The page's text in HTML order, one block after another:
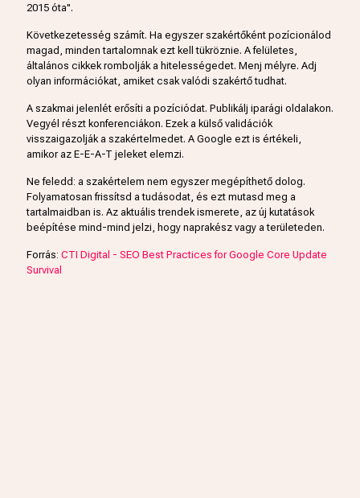
2015 óta".
Következetesség számít. Ha egyszer szakértőként pozícionálod
magad, minden tartalomnak ezt kell tükröznie. A felületes,
általános cikkek rombolják a hitelességedet. Menj mélyre. Adj
olyan információkat, amiket csak valódi szakértő tudhat.
A szakmai jelenlét erősíti a pozíciódat. Publikálj iparági oldalakon.
Vegyél részt konferenciákon. Ezek a külső validációk
visszaigazolják a szakértelmedet. A Google ezt is értékeli,
amikor az E-E-A-T jeleket elemzi.
Ne feledd: a szakértelem nem egyszer megépíthető dolog.
Folyamatosan frissítsd a tudásodat, és ezt mutasd meg a
tartalmaidban is. Az aktuális trendek ismerete, az új kutatások
beépítése mind-mind jelzi, hogy naprakész vagy a területeden.
Forrás: CTI Digital - SEO Best Practices for Google Core Update
Survival